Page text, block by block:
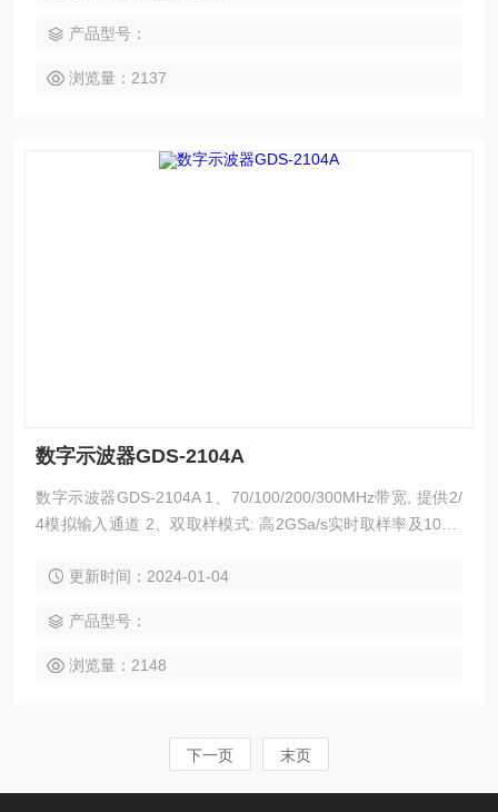
0次以上（80,000wfs/s）
产品型号：
浏览量：2137
数字示波器GDS-2104A
数字示波器GDS-2104A 1、70/100/200/300MHz带宽, 提供2/
4模拟输入通道 2、双取样模式: 高2GSa/s实时取样率及100G
00高分辨率大尺寸画面, 符合视觉习惯且信息不占用波形显示
0次以上（80,000wfs/s）
更新时间：2024-01-04
产品型号：
浏览量：2148
下一页 末页